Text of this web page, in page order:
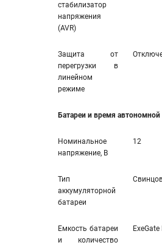
стабилизатор
напряжения
(AVR)
Защита от
перегрузки в
линейном
режиме
Батареи и время
Номинальное
напряжение, В
12
Тип
аккумуляторной
батареи
Емкость батареи
и количество